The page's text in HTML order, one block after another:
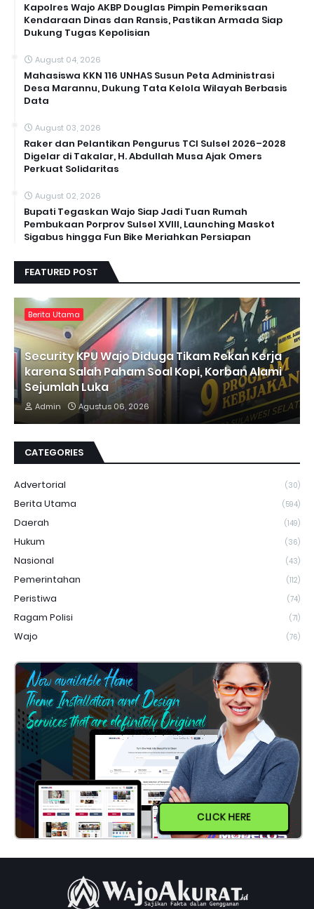
Kapolres Wajo AKBP Douglas Pimpin Pemeriksaan
Kendaraan Dinas dan Ransis, Pastikan Armada Siap
Dukung Tugas Kepolisian
August 04, 2026
Mahasiswa KKN 116 UNHAS Susun Peta Administrasi
Desa Marannu, Dukung Tata Kelola Wilayah Berbasis
Data
August 03, 2026
Raker dan Pelantikan Pengurus TCI Sulsel 2026–2028
Digelar di Takalar, H. Abdullah Musa Ajak Omers
Perkuat Solidaritas
August 02, 2026
Bupati Tegaskan Wajo Siap Jadi Tuan Rumah
Pembukaan Porprov Sulsel XVIII, Launching Maskot
Sigabus hingga Fun Bike Meriahkan Persiapan
FEATURED POST
Berita Utama
Security KPU Wajo Diduga Tikam Rekan Kerja
karena Salah Paham Soal Kopi, Korban Alami
Sejumlah Luka
Admin Agustus 06, 2026
CATEGORIES
Advertorial (30)
Berita Utama (594)
Daerah (149)
Hukum (36)
Nasional (43)
Pemerintahan (112)
Peristiwa (74)
Ragam Polisi (71)
Wajo (76)
CLICK HERE